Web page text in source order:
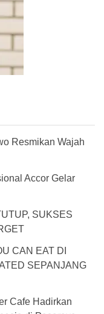
Resmikan Wajah
Accor Gelar
SUKSES
CAN EAT DI
SEPANJANG
Cafe Hadirkan